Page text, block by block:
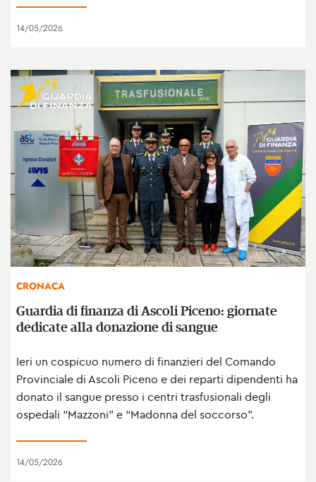
14/05/2026
CRONACA
Guardia di finanza di Ascoli Piceno: giornate
dedicate alla donazione di sangue
Ieri un cospicuo numero di finanzieri del Comando
Provinciale di Ascoli Piceno e dei reparti dipendenti ha
donato il sangue presso i centri trasfusionali degli
ospedali “Mazzoni” e “Madonna del soccorso”.
14/05/2026